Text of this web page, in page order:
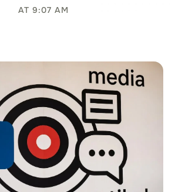
AT 9:07 AM